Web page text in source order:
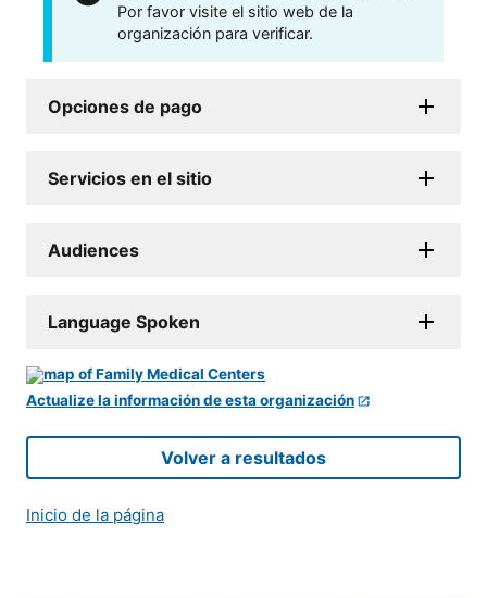
Por favor visite el sitio web de la
organización para verificar.
Opciones de pago
Servicios en el sitio
Audiences
Language Spoken
Actualize la información de esta organización
Volver a resultados
Inicio de la página